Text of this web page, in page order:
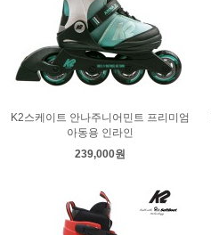
K2스케이트 안나주니어민트 프리미엄
아동용 인라인
239,000원